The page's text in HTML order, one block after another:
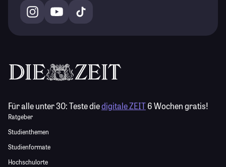
Für alle unter 30:Teste diedigitale ZEIT6 Wochen gratis!
Ratgeber
Studienthemen
Studienformate
Hochschulorte